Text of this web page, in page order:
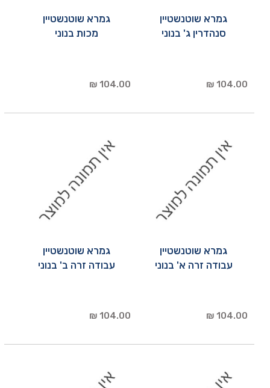
גמרא שוטנשטיין
סנהדרין ג' בנוני
104.00 ₪
גמרא שוטנשטיין
מכות בנוני
104.00 ₪
גמרא שוטנשטיין
עבודה זרה א' בנוני
104.00 ₪
גמרא שוטנשטיין
עבודה זרה ב' בנוני
104.00 ₪